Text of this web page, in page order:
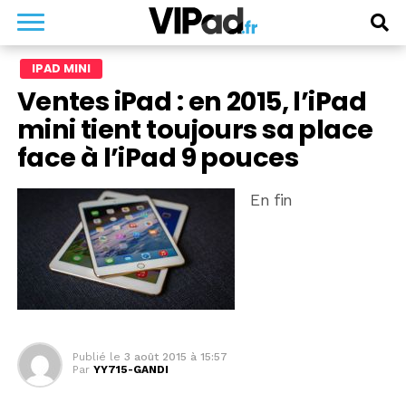
IPAD MINI
Ventes iPad : en 2015, l’iPad
mini tient toujours sa place
face à l’iPad 9 pouces
En fin
Publié le 3 août 2015 à 15:57
Par YY715-GANDI